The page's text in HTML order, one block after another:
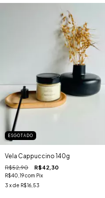
ESGOTADO
Vela Cappuccino 140g
R$52,90 R$42,30
R$40,19com Pix
3 x de R$16,53